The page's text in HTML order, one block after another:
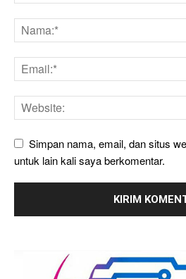
Simpan nama, email, dan situs
untuk lain kali saya berkomentar.